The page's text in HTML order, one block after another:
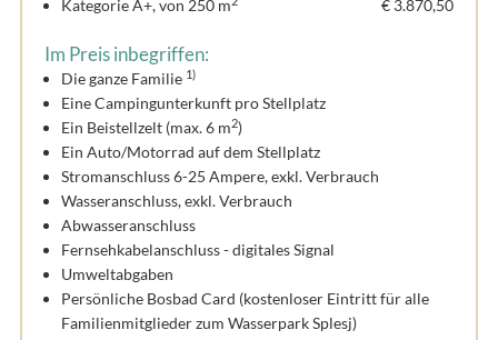
Kategorie A+, von 250 m € 3.870,50
Im Preis inbegriffen:
Die ganze Familie 1)
Eine Campingunterkunft pro Stellplatz
Ein Beistellzelt (max. 6 m2)
Ein Auto/Motorrad auf dem Stellplatz
Stromanschluss 6-25 Ampere, exkl. Verbrauch
Wasseranschluss, exkl. Verbrauch
Abwasseranschluss
Fernsehkabelanschluss - digitales Signal
Umweltabgaben
Persönliche Bosbad Card (kostenloser Eintritt für alle
Familienmitglieder zum Wasserpark Splesj)